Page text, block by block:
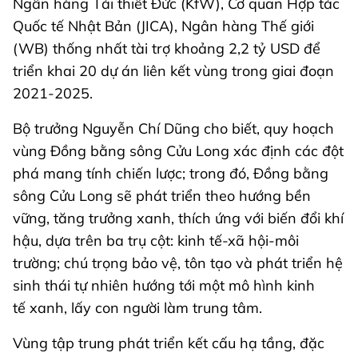
Quốc tế Nhật Bản (JICA), Ngân hàng Thế giới
(WB) thống nhất tài trợ khoảng 2,2 tỷ USD để
triển khai 20 dự án liên kết vùng trong giai đoạn
2021-2025.
Bộ trưởng Nguyễn Chí Dũng cho biết, quy hoạch
vùng Đồng bằng sông Cửu Long xác định các đột
phá mang tính chiến lược; trong đó, Đồng bằng
sông Cửu Long sẽ phát triển theo hướng bền
vững, tăng trưởng xanh, thích ứng với biến đổi khí
hậu, dựa trên ba trụ cột: kinh tế-xã hội-môi
trường; chú trọng bảo vệ, tôn tạo và phát triển hệ
sinh thái tự nhiên hướng tới một mô hình kinh
tế xanh, lấy con người làm trung tâm.
Vùng tập trung phát triển kết cấu hạ tầng, đặc